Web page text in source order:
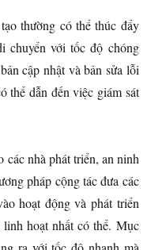
thường có thể thúc đẩy
chuyển với tốc độ chóng
cập nhật và bản sửa lỗi
dẫn đến việc giám sát
nhà phát triển, an ninh
pháp cộng tác đưa các
hoạt động và phát triển
hoạt nhất có thể. Mục